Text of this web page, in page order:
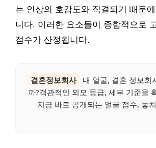
는 인상의 호감도와 직결되기 때문
니다. 이러한 요소들이 종합적으로
점수가 산정됩니다.
결혼정보회사
내 얼굴, 결혼 정보회
까?객관적인 외모 등급, 세부 기준을
지금 바로 공개되는 얼굴 점수, 놓